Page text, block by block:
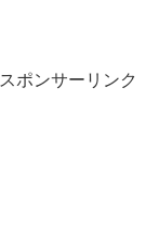
スポンサーリンク